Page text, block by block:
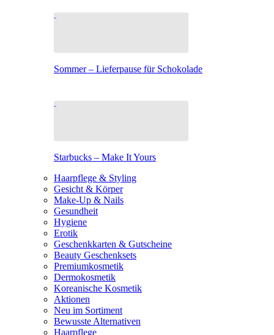
Sommer – Lieferpause für Schokolade
Starbucks – Make It Yours
Haarpflege & Styling
Gesicht & Körper
Make-Up & Nails
Gesundheit
Hygiene
Erotik
Geschenkkarten & Gutscheine
Beauty Geschenksets
Premiumkosmetik
Dermokosmetik
Koreanische Kosmetik
Aktionen
Neu im Sortiment
Bewusste Alternativen
Haarpflege